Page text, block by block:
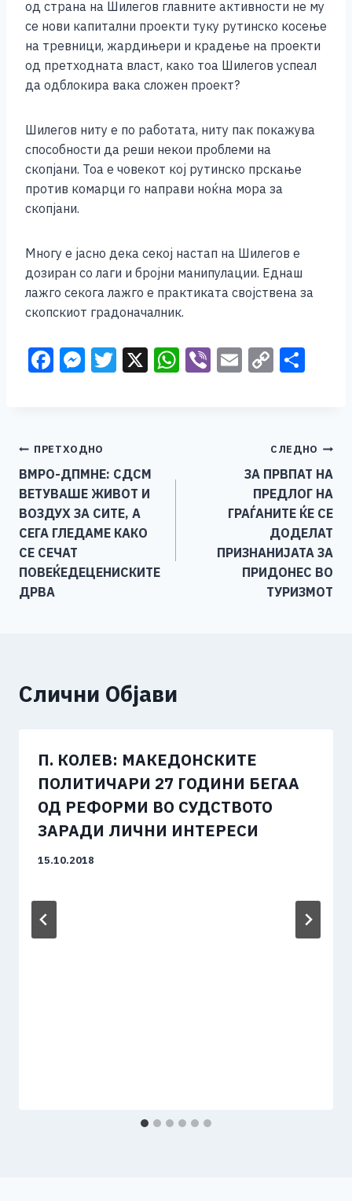
од страна на Шилегов главните активности не му
се нови капитални проекти туку рутинско косење
на тревници, жардињери и крадење на проекти
од претходната власт, како тоа Шилегов успеал
да одблокира вака сложен проект?
Шилегов ниту е по работата, ниту пак покажува
способности да реши некои проблеми на
скопјани. Тоа е човекот кој рутинско прскање
против комарци го направи ноќна мора за
скопјани.
Многу е јасно дека секој настап на Шилегов е
дозиран со лаги и бројни манипулации. Еднаш
лажго секога лажго е практиката својствена за
скопскиот градоначалник.
F
b
o
o
k
M
n
g
er
T X W Vi E C
Li
n
k
Навигација
на
напис
ПРЕТХОДНО
ВМРО-ДПМНЕ: СДСМ
ВЕТУВАШЕ ЖИВОТ И
ВОЗДУХ ЗА СИТЕ, А
СЕГА ГЛЕДАМЕ КАКО
СЕ СЕЧАТ
ПОВЕЌЕДЕЦЕНИСКИТЕ
ДРВА
СЛЕДНО
ЗА ПРВПАТ НА
ПРЕДЛОГ НА
ГРАЃАНИТЕ ЌЕ СЕ
ДОДЕЛАТ
ПРИЗНАНИЈАТА ЗА
ПРИДОНЕС ВО
ТУРИЗМОТ
Слични Објави
П. КОЛЕВ: МАКЕДОНСКИТЕ
ПОЛИТИЧАРИ 27 ГОДИНИ БЕГАА
ОД РЕФОРМИ ВО СУДСТВОТО
ЗАРАДИ ЛИЧНИ ИНТЕРЕСИ
15.10.2018